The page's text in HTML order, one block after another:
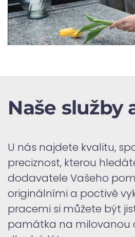
Naše služby
U nás najdete kvalitu,
preciznost, kterou
dodavatele Vašeho
originálními a poctivě
pracemi si můžete být
památka na milovanou